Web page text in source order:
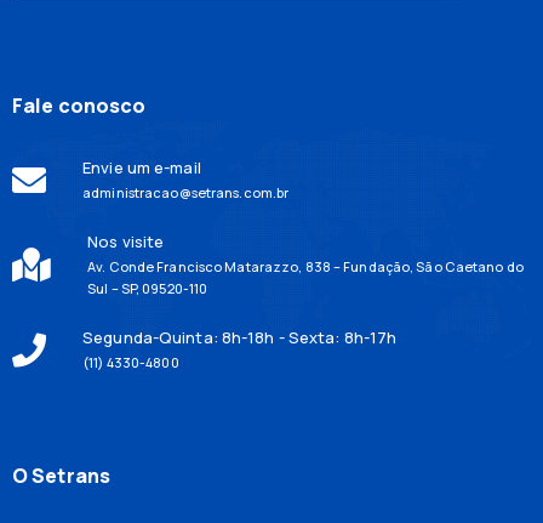
Fale conosco
Envie um e-mail
administracao@setrans.com.br
Nos visite
Av. Conde Francisco Matarazzo, 838 – Fundação, São Caetano do
Sul – SP, 09520-110
Segunda-Quinta: 8h-18h - Sexta: 8h-17h
(11) 4330-4800
O Setrans